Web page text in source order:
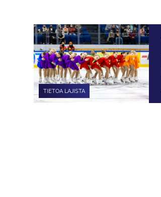
TIETOA LAJISTA